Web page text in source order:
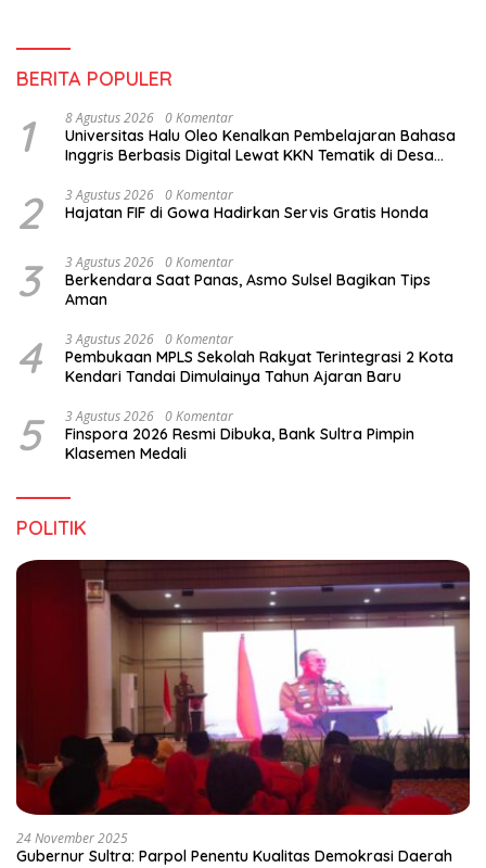
BERITA POPULER
1 8 Agustus 2026 0 Komentar
Universitas Halu Oleo Kenalkan Pembelajaran Bahasa
Inggris Berbasis Digital Lewat KKN Tematik di Desa
2 3 Agustus 2026 0 Komentar
Hajatan FIF di Gowa Hadirkan Servis Gratis Honda
3 3 Agustus 2026 0 Komentar
Berkendara Saat Panas, Asmo Sulsel Bagikan Tips
Aman
4 3 Agustus 2026 0 Komentar
Pembukaan MPLS Sekolah Rakyat Terintegrasi 2 Kota
Kendari Tandai Dimulainya Tahun Ajaran Baru
5 3 Agustus 2026 0 Komentar
Finspora 2026 Resmi Dibuka, Bank Sultra Pimpin
Klasemen Medali
POLITIK
24 November 2025
Gubernur Sultra: Parpol Penentu Kualitas Demokrasi Daerah